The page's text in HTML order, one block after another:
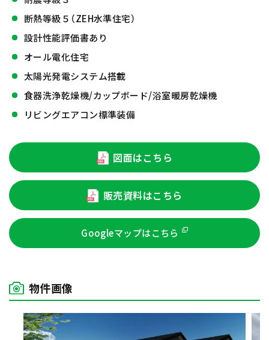
断熱等級５（ZEH水準住宅）
設計性能評価書あり
オール電化住宅
太陽光発電システム搭載
食器洗浄乾燥機/カップボード/浴室暖房乾燥機
リビングエアコン標準装備
図面はこちら
販売資料はこちら
Googleマップはこちら
物件画像